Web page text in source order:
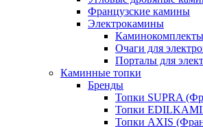
Французские камины
Электрокамины
Каминокомплекты
Очаги для
Порталы для
Каминные топки
Бренды
Топки SUPRA
Топки
Топки AXIS